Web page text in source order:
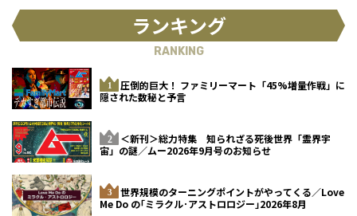
ランキング
RANKING
圧倒的巨大！ ファミリーマート「45%増量作戦」に
隠された数秘と予言
＜新刊＞総力特集 知られざる死後世界「霊界宇
宙」の謎／ムー2026年9月号のお知らせ
世界規模のターニングポイントがやってくる／Love
Me Do の｢ミラクル･アストロロジー｣2026年8月